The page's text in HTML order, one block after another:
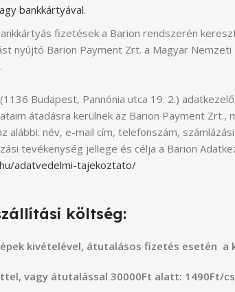
bankkártyával.
fizetések a Barion rendszerén
nyújtó Barion Payment Zrt. a Magyar
Budapest, Pannónia utca 19. 2.)
átadásra kerülnek az Barion Payment Zrt.,
név, e-mail cím, telefonszám,
tevékenység jellege és célja a Barion
adatvedelmi-tajekoztato/
költség:
kivételével, átutalásos fizetés esetén a
vagy átutalással 30000Ft alatt: 1490Ft/